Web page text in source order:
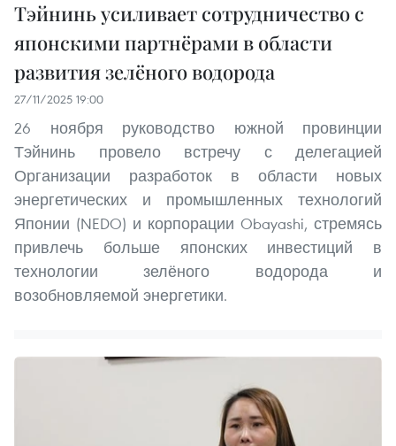
Тэйнинь усиливает сотрудничество с
японскими партнёрами в области
развития зелёного водорода
27/11/2025 19:00
26 ноября руководство южной провинции
Тэйнинь провело встречу с делегацией
Организации разработок в области новых
энергетических и промышленных технологий
Японии (NEDO) и корпорации Obayashi, стремясь
привлечь больше японских инвестиций в
технологии зелёного водорода и
возобновляемой энергетики.